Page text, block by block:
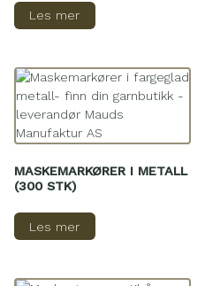
Les mer
MASKEMARKØRER I METALL
(300 STK)
Les mer